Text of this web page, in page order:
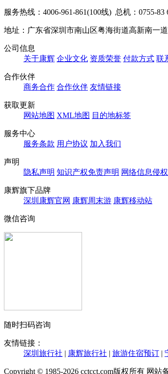
服务热线：4006-961-861(100线) 总机：0755-83
地址：广东省深圳市南山区粤海街道高新南一
公司信息
关于康辉 企业文化 资质荣誉 付款方式 联
合作伙伴
商务合作 合作伙伴 友情链接
获取更新
网站地图 XML地图 目的地标签
服务中心
服务条款 用户协议 加入我们
声明
隐私声明 知识产权免责声明 网络信息侵权
康辉旗下品牌
深圳康辉官网 康辉周末游 康辉移动站
微信咨询
随时扫码咨询
友情链接：
深圳旅行社 | 康辉旅行社 | 旅游住宿预订 |
Copyright © 1985-2026 cctcct.com版权所有 网站